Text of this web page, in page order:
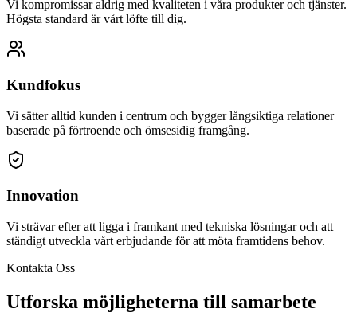
Vi kompromissar aldrig med kvaliteten i våra produkter och tjänster.
Högsta standard är vårt löfte till dig.
Kundfokus
Vi sätter alltid kunden i centrum och bygger långsiktiga relationer
baserade på förtroende och ömsesidig framgång.
Innovation
Vi strävar efter att ligga i framkant med tekniska lösningar och att
ständigt utveckla vårt erbjudande för att möta framtidens behov.
Kontakta Oss
Utforska möjligheterna till samarbete